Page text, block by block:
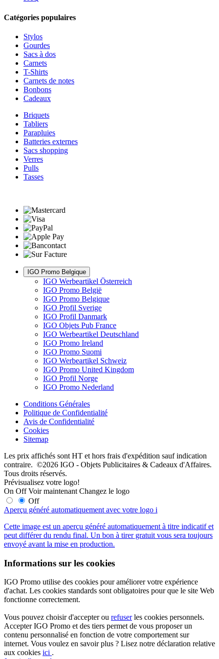
Catégories populaires
Stylos
Gourdes
Sacs à dos
Carnets
T-Shirts
Carnets de notes
Bonbons
Cadeaux
Briquets
Tabliers
Parapluies
Batteries externes
Sacs shopping
Verres
Pulls
Tasses
IGO Promo Belgique
IGO Werbeartikel Österreich
IGO Promo België
IGO Promo Belgique
IGO Profil Sverige
IGO Profil Danmark
IGO Objets Pub France
IGO Werbeartikel Deutschland
IGO Promo Ireland
IGO Promo Suomi
IGO Werbeartikel Schweiz
IGO Promo United Kingdom
IGO Profil Norge
IGO Promo Nederland
Conditions Générales
Politique de Confidentialité
Avis de Confidentialité
Cookies
Sitemap
Les prix affichés sont HT et hors frais d'expédition sauf indication
contraire. ©2026 IGO - Objets Publicitaires & Cadeaux d'Affaires.
Tous droits réservés.
Prévisualisez votre logo!
On Off Voir maintenant Changez le logo
Off
Aperçu généré automatiquement avec votre logo i
Cette image est un aperçu généré automatiquement à titre indicatif et
peut différer du rendu final. Un bon à tirer gratuit vous sera toujours
envoyé avant la mise en production.
Informations sur les cookies
IGO Promo utilise des cookies pour améliorer votre expérience
d'achat. Les cookies standards sont obligatoires pour que le site Web
fonctionne correctement.
Vous pouvez choisir d'accepter ou refuserles cookies personnels.
Accepter IGO Promo et des tiers permet de vous proposer un
contenu personnalisé en fonction de votre comportement sur
internet. Vous voulez en savoir plus ? Lisez notre déclaration relative
aux cookies ici .